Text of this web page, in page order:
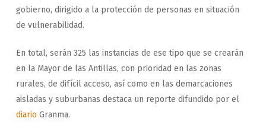
gobierno, dirigido a la protección de personas en situación
de vulnerabilidad.
En total, serán 325 las instancias de ese tipo que se crearán
en la Mayor de las Antillas, con prioridad en las zonas
rurales, de difícil acceso, así como en las demarcaciones
aisladas y suburbanas destaca un reporte difundido por el
diario Granma.